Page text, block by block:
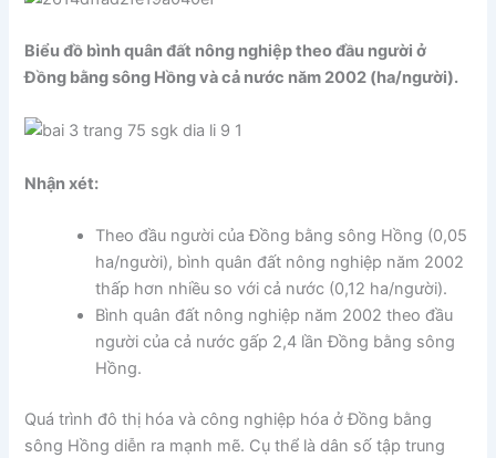
Biểu đồ bình quân đất nông nghiệp theo đầu người ở
Đồng bằng sông Hồng và cả nước năm 2002 (ha/người).
Nhận xét:
Theo đầu người của Đồng bằng sông Hồng (0,05
ha/người), bình quân đất nông nghiệp năm 2002
thấp hơn nhiều so với cả nước (0,12 ha/người).
Bình quân đất nông nghiệp năm 2002 theo đầu
người của cả nước gấp 2,4 lần Đồng bằng sông
Hồng.
Quá trình đô thị hóa và công nghiệp hóa ở Đồng bằng
sông Hồng diễn ra mạnh mẽ. Cụ thể là dân số tập trung